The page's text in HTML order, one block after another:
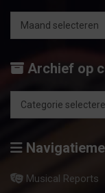
Archief
maandArchief op
Archief
categorie
Musical Reports